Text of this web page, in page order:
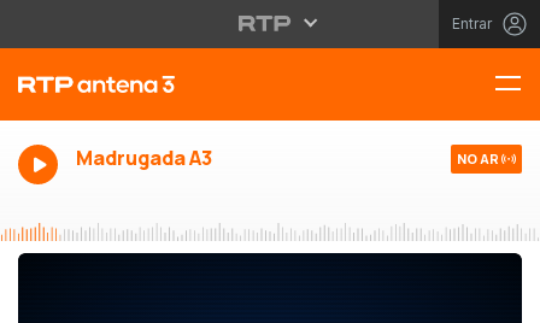
Entrar
Madrugada A3 NO AR